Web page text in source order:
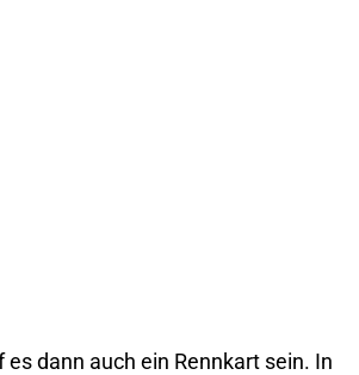
es dann auch ein Rennkart sein. In